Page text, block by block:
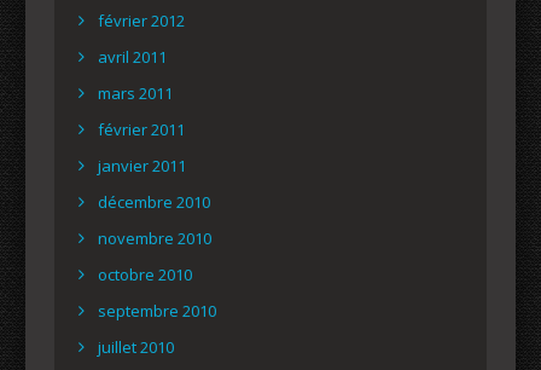
février 2012
avril 2011
mars 2011
février 2011
janvier 2011
décembre 2010
novembre 2010
octobre 2010
septembre 2010
juillet 2010